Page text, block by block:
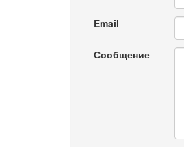
Email
Сообщение